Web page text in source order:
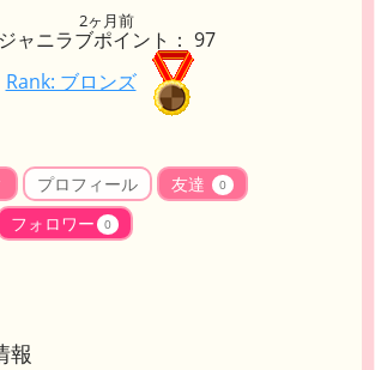
2ヶ月前
ジャニラブポイント： 97
Rank: ブロンズ
プロフィール 友達 0
フォロワー 0
報